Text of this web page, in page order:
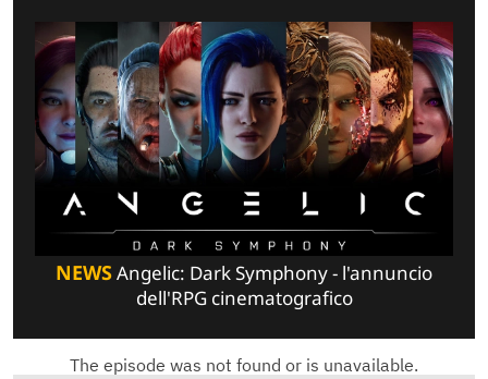
NEWSAngelic: Dark Symphony - l'annuncio
dell'RPG cinematografico